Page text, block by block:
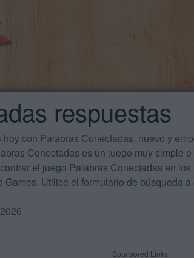
respuestas
con Palabras Conectadas, nuevo y
Conectadas es un juego muy simple
el juego Palabras Conectadas en
Games. Utilice el formulario de búsqueda
Sponsored Links